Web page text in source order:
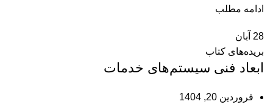
ادامه مطلب
28 آبان
بریده‌های کتاب
ابعاد فنی سیستم‌های خدمات
فروردین 20, 1404